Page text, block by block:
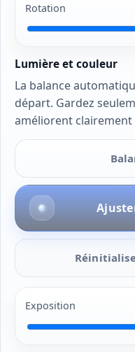
Rotation
Lumière et couleur
La balance
départ. Gardez
améliorent clairement
Exposition